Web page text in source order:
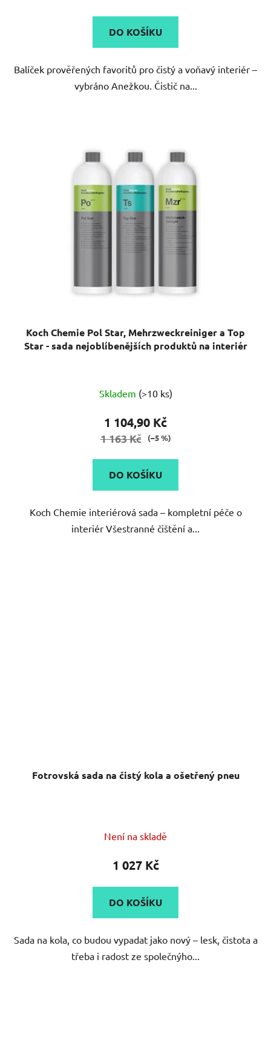
DO KOŠÍKU
Balíček prověřených favoritů pro čistý a voňavý interiér –
vybráno Anežkou. Čistič na...
Koch Chemie Pol Star, Mehrzweckreiniger a Top
Star - sada nejoblíbenějších produktů na interiér
hodnocení
produktu
je
5
Skladem (>10 ks)
1 104,90 Kč
1 163 Kč (–5 %)
DO KOŠÍKU
Koch Chemie interiérová sada – kompletní péče o
interiér Všestranné čištění a...
Fotrovská sada na čistý kola a ošetřený pneu
Není na skladě
1 027 Kč
DO KOŠÍKU
Sada na kola, co budou vypadat jako nový – lesk, čistota a
třeba i radost ze společnýho...